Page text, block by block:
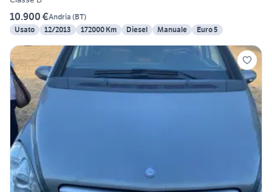
10.900 €Andria (BT)
Usato
12/2013 172000 Km Diesel Manuale Euro 5